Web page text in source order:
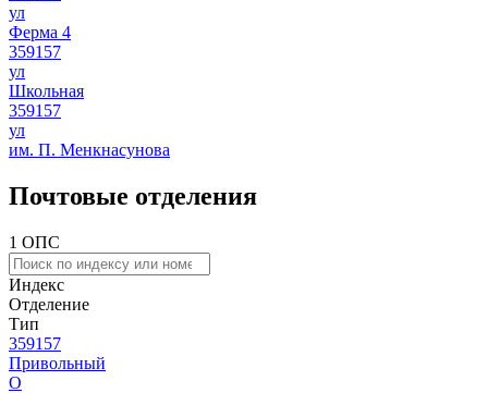
ул
Ферма 4
359157
ул
Школьная
359157
ул
им. П. Менкнасунова
Почтовые отделения
1 ОПС
Индекс
Отделение
Тип
359157
Привольный
О